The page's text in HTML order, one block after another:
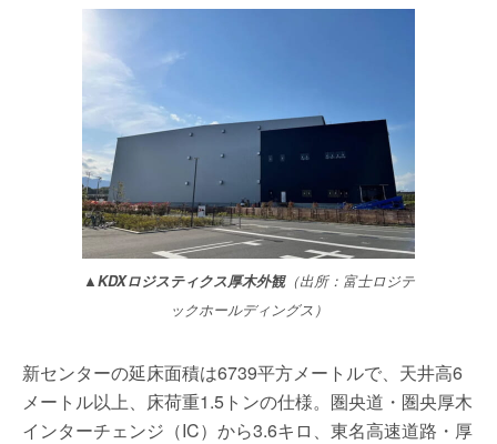
▲KDXロジスティクス厚木外観（出所：富士ロジテ
ックホールディングス）
新センターの延床面積は6739平方メートルで、天井高6
メートル以上、床荷重1.5トンの仕様。圏央道・圏央厚木
インターチェンジ（IC）から3.6キロ、東名高速道路・厚